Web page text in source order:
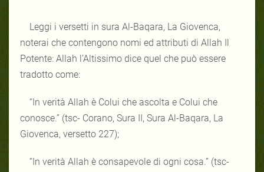
Leggi i versetti in sura Al-Baqara, La Giovenca,
noterai che contengono nomi ed attributi di Allah Il
Potente: Allah l’Altissimo dice quel che può essere
tradotto come:
“In verità Allah è Colui che ascolta e Colui che
conosce.” (tsc- Corano, Sura II, Sura Al-Baqara, La
Giovenca, versetto 227);
“In verità Allah è consapevole di ogni cosa.” (tsc-